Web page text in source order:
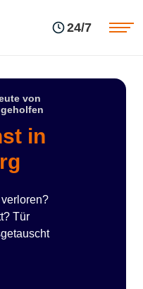
24/7
von
in
Tür